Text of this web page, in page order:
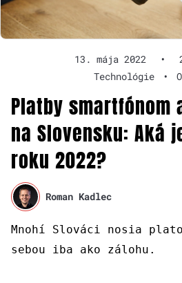
13. mája 2022 •
Technológie
•
Platby smartfónom
na Slovensku: Aká
roku 2022?
Roman Kadlec
Mnohí Slováci nosia
sebou iba ako zálohu.